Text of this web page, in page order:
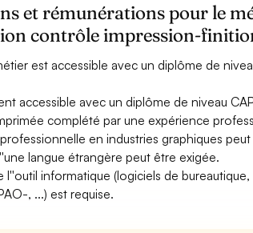
et rémunérations pour le
contrôle impression-
est accessible avec un diplôme de
accessible avec un diplôme de niveau
complété par une expérience
en industries graphiques
langue étrangère peut être exigée.
l''outil informatique (logiciels de
, ...) est requise.